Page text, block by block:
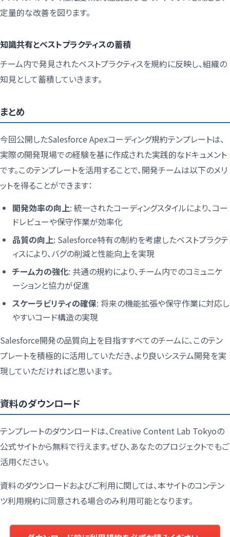
定量的な改善を図ります。
知識共有とベストプラクティスの蓄積
チーム内で発見されたベストプラクティスを規約に反映し、組織の
知見として蓄積していきます。
まとめ
今回公開したSalesforce Apexコーディング規約テンプレートは、
実際の開発現場での経験を基に作成された実践的なドキュメント
です。このテンプレートを活用することで、開発チームは以下のメリ
ットを得ることができます：
開発効率の向上: 統一されたコーディングスタイルにより、コー
ドレビューや保守作業が効率化
品質の向上: Salesforce特有の制約を考慮したベストプラクテ
ィスにより、バグの削減と性能向上を実現
チーム力の強化: 共通の規約により、チーム内でのコミュニケ
ーションと協力が促進
スケーラビリティの確保: 将来の機能拡張や保守作業に対応し
やすいコード構造の実現
Salesforce開発の品質向上を目指すすべてのチームに、このテン
プレートを積極的に活用していただき、より良いシステム開発を実
現していただければと思います。
資料のダウンロード
テンプレートのダウンロードは、Creative Content Lab Tokyoの
公式サイトから無料で行えます。ぜひ、あなたのプロジェクトでもご
活用ください。
資料のダウンロードおよびご利用に関しては、本サイトのコンテン
ツ利用規約に同意される場合のみ利用可能となります。